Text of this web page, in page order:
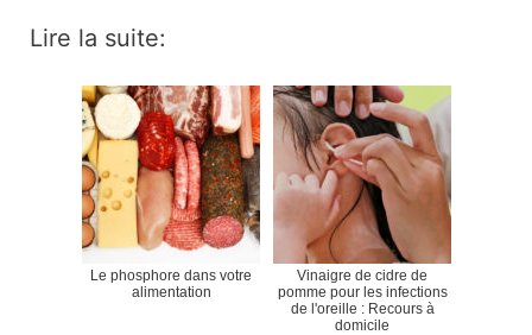
Lire la suite:
Le phosphore dans votre
alimentation
Vinaigre de cidre de
pomme pour les infections
de l'oreille : Recours à
domicile